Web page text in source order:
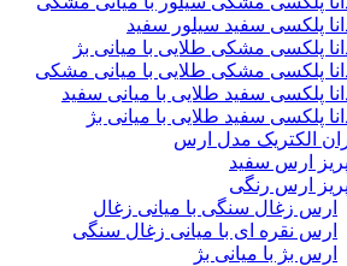
پلکسی سفید سیلور سفید
پلکسی مشکی طلایی با میانی بژ
پلکسی مشکی طلایی با میانی مشکی
پلکسی سفید طلایی با میانی سفید
پلکسی سفید طلایی با میانی بژ
الکتریک مدل ارس
ارس سفید
ارس رنگی
ارس زغال سنگی با میانی زغال
ارس نقره ای با میانی زغال سنگی
ارس بژ با میانی بژ